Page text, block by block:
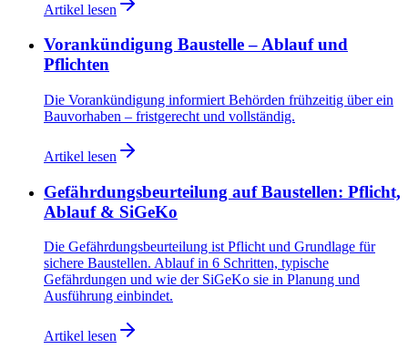
Artikel lesen
Vorankündigung Baustelle – Ablauf und
Pflichten
Die Vorankündigung informiert Behörden frühzeitig über ein
Bauvorhaben – fristgerecht und vollständig.
Artikel lesen
Gefährdungsbeurteilung auf Baustellen: Pflicht,
Ablauf & SiGeKo
Die Gefährdungsbeurteilung ist Pflicht und Grundlage für
sichere Baustellen. Ablauf in 6 Schritten, typische
Gefährdungen und wie der SiGeKo sie in Planung und
Ausführung einbindet.
Artikel lesen